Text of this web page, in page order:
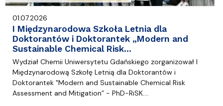
01.07.2026
I Międzynarodowa Szkoła Letnia dla
Doktorantów i Doktorantek „Modern and
Sustainable Chemical Risk…
Wydział Chemii Uniwersytetu Gdańskiego zorganizował I
Międzynarodową Szkołę Letnią dla Doktorantów i
Doktorantek "Modern and Sustainable Chemical Risk
Assessment and Mitigation” - PhD-RiSK.…